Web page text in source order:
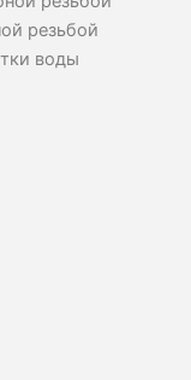
резьбой
воды